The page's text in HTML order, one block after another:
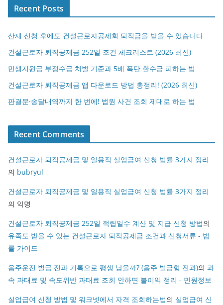
Recent Posts
산재 신청 후에도 건설근로자공제회 퇴직금을 받을 수 있습니다
건설근로자 퇴직공제금 252일 조건 체크리스트 (2026 최신)
민생지원금 부정수급 처벌 기준과 5배 폭탄 환수금 피하는 법
건설근로자 퇴직공제금 앱 다운로드 방법 총정리! (2026 최신)
판결문·송달내역까지 한 번에! 법원 사건 조회 제대로 하는 법
Recent Comments
건설근로자 퇴직공제금 및 일용직 실업급여 신청 법률 3가지 정리
의 bubryul
건설근로자 퇴직공제금 및 일용직 실업급여 신청 법률 3가지 정리
의 익명
건설근로자 퇴직공제금 252일 적립일수 계산 및 지급 신청 방법의
유족도 받을 수 있는 건설근로자 퇴직공제금 조건과 신청서류 - 법
률 가이드
음주운전 벌금 전과 기록으로 평생 남을까? (음주 벌금형 전과)의 과
속 과태료 및 속도위반 과태료 조회 안하면 불이익 정리 - 민원정보
실업급여 신청 방법 및 워크넷에서 자격 조회하는법의 실업급여 신